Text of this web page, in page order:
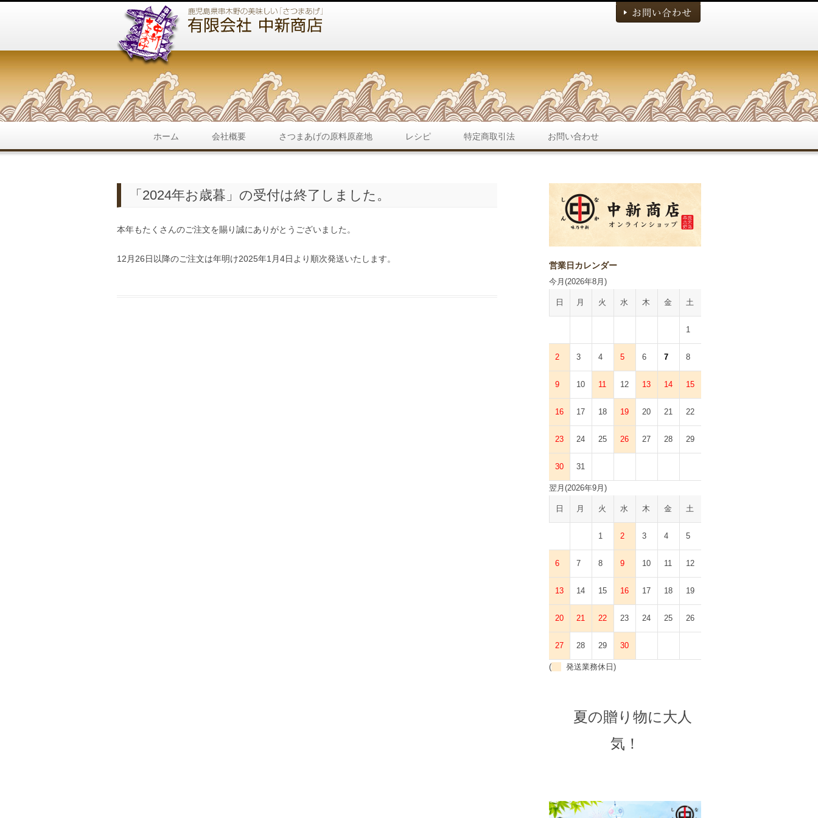
ン
テ
ン
ホーム 会社概要 さつまあげの原料原産地 レシピ 特定商取引法 お問い合わせ
「2024年お歳暮」の受付は終了しました。
本年もたくさんのご注文を賜り誠にありがとうございました。
12月26日以降のご注文は年明け2025年1月4日より順次発送いたします。
営業日カレンダー
今月(2026年8月)
日 月 火 水 木 金 土
1
2 3 4 5 6 7 8
9 10 11 12 13 14 15
16 17 18 19 20 21 22
23 24 25 26 27 28 29
30 31
翌月(2026年9月)
日 月 火 水 木 金 土
1 2 3 4 5
6 7 8 9 10 11 12
13 14 15 16 17 18 19
20 21 22 23 24 25 26
27 28 29 30
( 発送業務休日)
夏の贈り物に大人
気！